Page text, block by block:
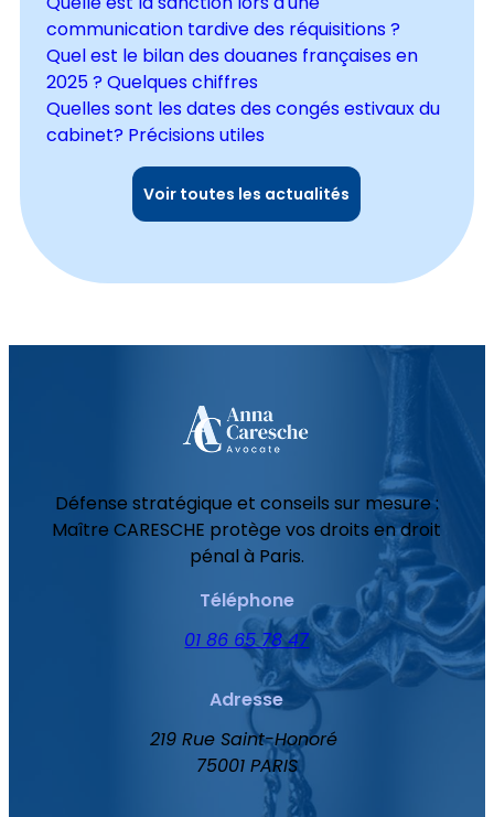
communication tardive des réquisitions ?
Quel est le bilan des douanes françaises en
2025 ? Quelques chiffres
Quelles sont les dates des congés estivaux du
cabinet? Précisions utiles
Voir toutes les actualités
Défense stratégique et conseils sur mesure :
Maître CARESCHE protège vos droits en droit
pénal à Paris.
Téléphone
01 86 65 78 47
Adresse
219 Rue Saint-Honoré
75001 PARIS